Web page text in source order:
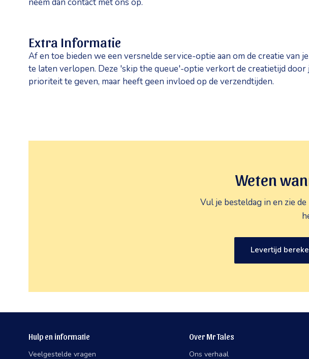
Extra Informatie
Af en toe bieden we een versnelde service-optie aan om de creatie van
te laten verlopen. Deze 'skip the queue'-optie verkort de creatietijd door
prioriteit te geven, maar heeft geen invloed op de verzendtijden.
Weten
Vul je besteldag in en zie
Levertijd
Hulp en informatie
Veelgestelde vragen
Over Mr Tales
Ons verhaal